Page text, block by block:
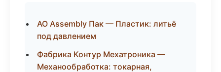
АО Assembly Пак — Пластик: литьё
под давлением
Фабрика Контур Мехатроника —
Механообработка: токарная,